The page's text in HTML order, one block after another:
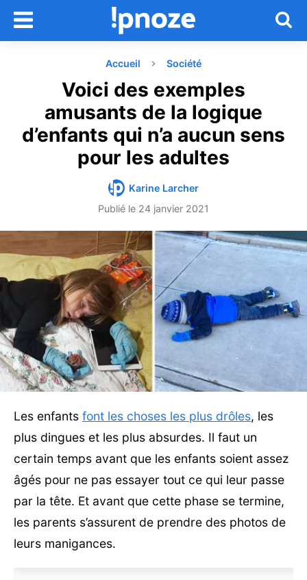
Accueil Société
Voici des exemples
amusants de la logique
d’enfants qui n’a aucun sens
pour les adultes
Karine Larcher
Publié le 24 janvier 2021
Les enfants font les choses les plus drôles, les
plus dingues et les plus absurdes. Il faut un
certain temps avant que les enfants soient assez
âgés pour ne pas essayer tout ce qui leur passe
par la tête. Et avant que cette phase se termine,
les parents s’assurent de prendre des photos de
leurs manigances.